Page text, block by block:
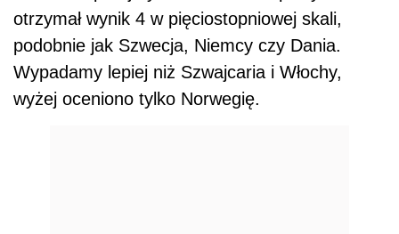
otrzymał wynik 4 w pięciostopniowej skali,
podobnie jak Szwecja, Niemcy czy Dania.
Wypadamy lepiej niż Szwajcaria i Włochy,
wyżej oceniono tylko Norwegię.